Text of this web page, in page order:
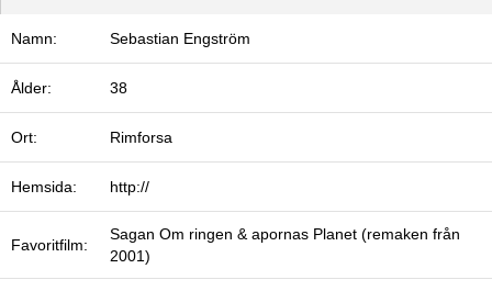
Namn: Sebastian Engström
Ålder: 38
Ort: Rimforsa
Hemsida: http://
Favoritfilm:
Sagan Om ringen & apornas Planet (remaken från
2001)